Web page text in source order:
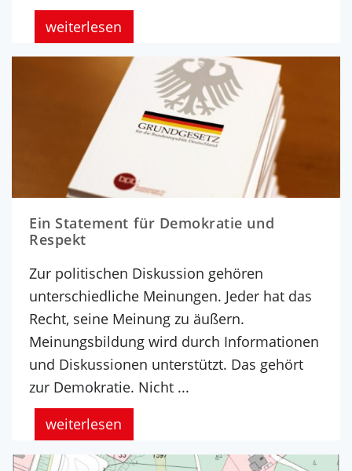
weiterlesen
Ein Statement für Demokratie und
Respekt
Zur politischen Diskussion gehören
unterschiedliche Meinungen. Jeder hat das
Recht, seine Meinung zu äußern.
Meinungsbildung wird durch Informationen
und Diskussionen unterstützt. Das gehört
zur Demokratie. Nicht ...
weiterlesen